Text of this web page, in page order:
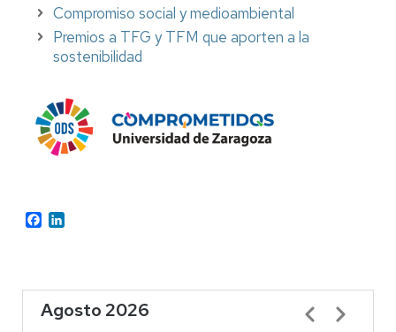
Compromiso social y medioambiental
Premios a TFG y TFM que aporten a la
sostenibilidad
Facebook
Agosto 2026 Paginación